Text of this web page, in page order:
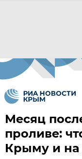
Месяц
проливе:
Крыму и на